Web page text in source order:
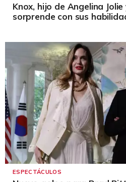
Knox, hijo de Angelina
sorprende con sus
ESPECTÁCULOS